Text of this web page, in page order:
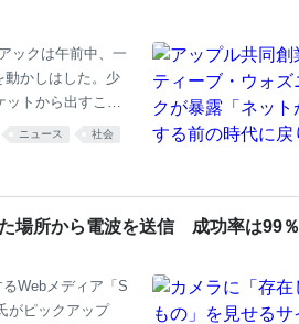
ックは午前中、一
動かしはした。少
トから出すこと
のギークで、世界
水をオーダーした
れにくい子供だっ
の習慣を、これま
ニュース 社会
場所から電波を送信 成功率は99％
Webメディア「S
がピックアップ